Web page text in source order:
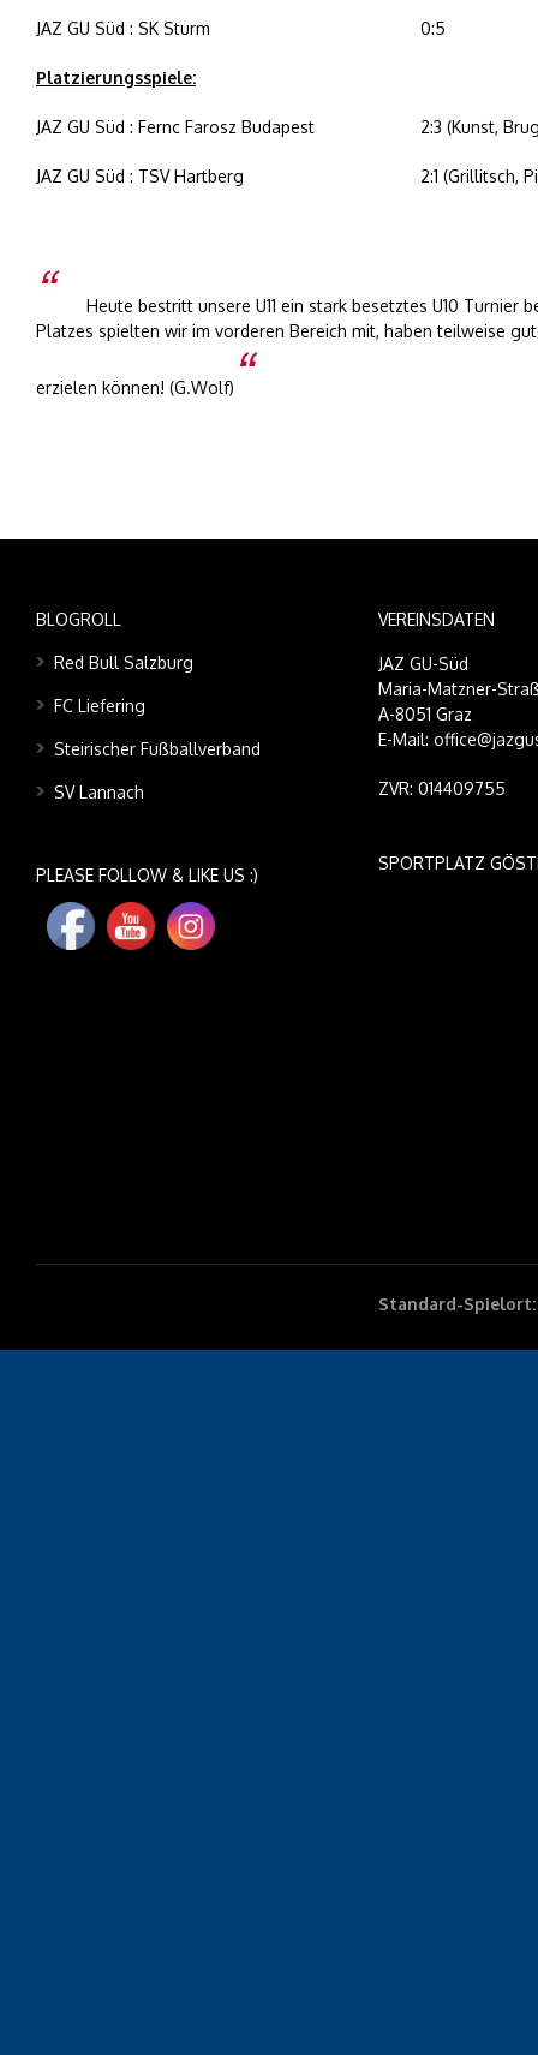
JAZ GU Süd : SK Sturm 0:5
Platzierungsspiele:
JAZ GU Süd : Fernc Farosz Budapest 2:3 (Kunst,
JAZ GU Süd : TSV Hartberg 2:1 (Grillitsch,
Heute bestritt unsere U11 ein stark besetztes U10 Turnier
Platzes spielten wir im vorderen Bereich mit, haben teilweise
erzielen können! (G.Wolf)
BLOGROLL
Red Bull Salzburg
FC Liefering
Steirischer Fußballverband
SV Lannach
PLEASE FOLLOW & LIKE US :)
VEREINSDATEN
JAZ GU-Süd
Maria-Matzner-
A-8051 Graz
E-Mail:
ZVR: 014409755
SPORTPLATZ
Standard-Spielort: